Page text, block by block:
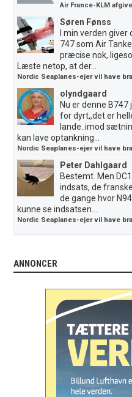
Air France-KLM
Søren Fønss
I min verden
747 som Air
præcise nok,
Læste netop, at der...
Nordic Seaplanes-ejer vil have
olyndgaard
Nu er denne
for dyrt,,det er
lande..imod
kan lave optankning...
Nordic Seaplanes-ejer vil have
Peter Dahlgaard
Bestemt. Men
indsats, de
de gange hvor
kunne se indsatsen....
Nordic Seaplanes-ejer vil have
ANNONCER